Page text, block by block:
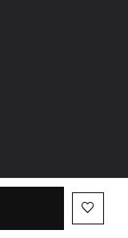
favorite_border
Conditions d'utilisation